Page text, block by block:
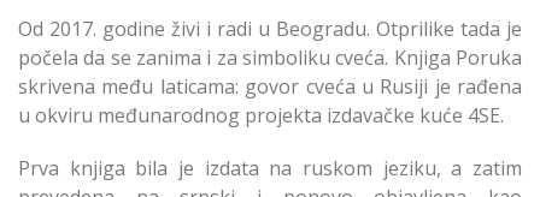
Od 2017. godine živi i radi u Beogradu. Otprilike tada je
počela da se zanima i za simboliku cveća. Knjiga Poruka
skrivena među laticama: govor cveća u Rusiji je rađena
u okviru međunarodnog projekta izdavačke kuće 4SE.
Prva knjiga bila je izdata na ruskom jeziku, a zatim